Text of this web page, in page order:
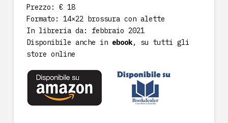
Prezzo: € 18
Formato: 14×22 brossura con alette
In libreria da: febbraio 2021
Disponibile anche in ebook, su tutti gli
store online